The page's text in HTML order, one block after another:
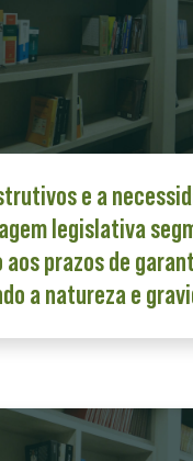
e a
legislativa
aos prazos de
a natureza e